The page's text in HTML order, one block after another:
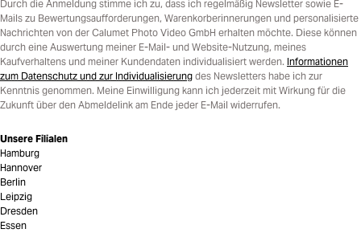
Durch die Anmeldung stimme ich zu, dass ich regelmäßig Newsletter sowie E-
Mails zu Bewertungsaufforderungen, Warenkorberinnerungen und personalisierte
Nachrichten von der Calumet Photo Video GmbH erhalten möchte. Diese können
durch eine Auswertung meiner E-Mail- und Website-Nutzung, meines
Kaufverhaltens und meiner Kundendaten individualisiert werden. Informationen
zum Datenschutz und zur Individualisierung des Newsletters habe ich zur
Kenntnis genommen. Meine Einwilligung kann ich jederzeit mit Wirkung für die
Zukunft über den Abmeldelink am Ende jeder E-Mail widerrufen.
Unsere Filialen
Hamburg
Hannover
Berlin
Leipzig
Dresden
Essen